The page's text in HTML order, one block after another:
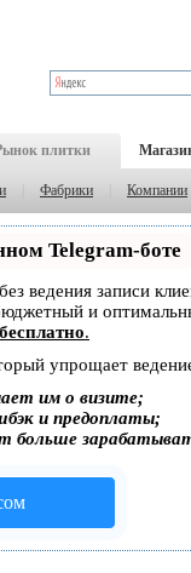
плитки
Фабрики Компании
Telegram-боте
ведения записи
и
.
упрощает
им о визите;
и предоплаты;
больше